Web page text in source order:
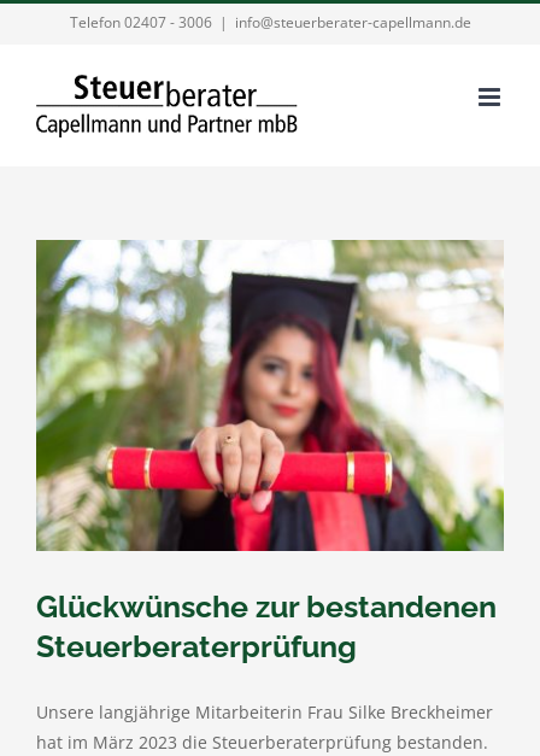
Telefon 02407 - 3006 | info@steuerberater-capellmann.de
Glückwünsche zur bestandenen
Steuerberaterprüfung
Unsere langjährige Mitarbeiterin Frau Silke Breckheimer
hat im März 2023 die Steuerberaterprüfung bestanden.